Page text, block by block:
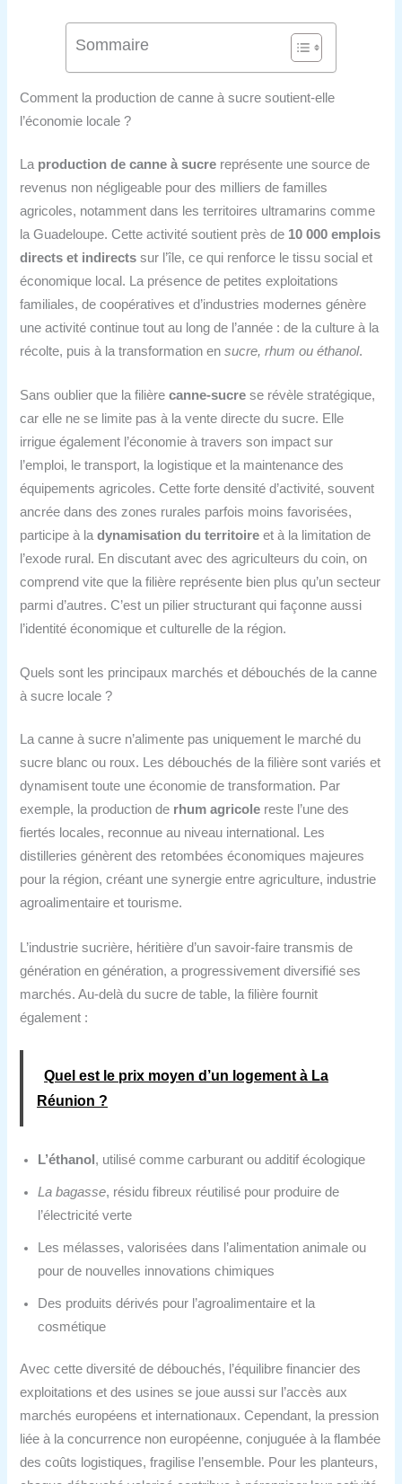
Sommaire
Comment la production de canne à sucre soutient-elle
l’économie locale ?
La production de canne à sucre représente une source de
revenus non négligeable pour des milliers de familles
agricoles, notamment dans les territoires ultramarins comme
la Guadeloupe. Cette activité soutient près de 10 000 emplois
directs et indirects sur l’île, ce qui renforce le tissu social et
économique local. La présence de petites exploitations
familiales, de coopératives et d’industries modernes génère
une activité continue tout au long de l’année : de la culture à la
récolte, puis à la transformation ensucre, rhum ou éthanol.
Sans oublier que la filièrecanne-sucre se révèle stratégique,
car elle ne se limite pas à la vente directe du sucre. Elle
irrigue également l’économie à travers son impact sur
l’emploi, le transport, la logistique et la maintenance des
équipements agricoles. Cette forte densité d’activité, souvent
ancrée dans des zones rurales parfois moins favorisées,
participe à ladynamisation du territoire et à la limitation de
l’exode rural. En discutant avec des agriculteurs du coin, on
comprend vite que la filière représente bien plus qu’un secteur
parmi d’autres. C’est un pilier structurant qui façonne aussi
l’identité économique et culturelle de la région.
Quels sont les principaux marchés et débouchés de la canne
à sucre locale ?
La canne à sucre n’alimente pas uniquement le marché du
sucre blanc ou roux. Les débouchés de la filière sont variés et
dynamisent toute une économie de transformation. Par
exemple, la production de rhum agricole reste l’une des
fiertés locales, reconnue au niveau international. Les
distilleries génèrent des retombées économiques majeures
pour la région, créant une synergie entre agriculture, industrie
agroalimentaire et tourisme.
L’industrie sucrière, héritière d’un savoir-faire transmis de
génération en génération, a progressivement diversifié ses
marchés. Au-delà du sucre de table, la filière fournit
également :
Quel est le prix moyen d’un logement à La
Réunion ?
L’éthanol, utilisé comme carburant ou additif écologique
La bagasse, résidu fibreux réutilisé pour produire de
l’électricité verte
Les mélasses, valorisées dans l’alimentation animale ou
pour de nouvelles innovations chimiques
Des produits dérivés pour l’agroalimentaire et la
cosmétique
Avec cette diversité de débouchés, l’équilibre financier des
exploitations et des usines se joue aussi sur l’accès aux
marchés européens et internationaux. Cependant, la pression
liée à la concurrence non européenne, conjuguée à la flambée
des coûts logistiques, fragilise l’ensemble. Pour les planteurs,